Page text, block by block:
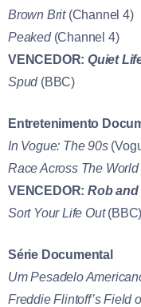
Brown Brit(Channel 4)
Peaked(Channel 4)
VENCEDOR: Quiet
Spud(BBC)
Entretenimento
In Vogue: The 90s
Race Across The World
VENCEDOR: Rob and
Sort Your Life Out(BBC)
Série Documental
Um Pesadelo
Freddie Flintoff’s Field